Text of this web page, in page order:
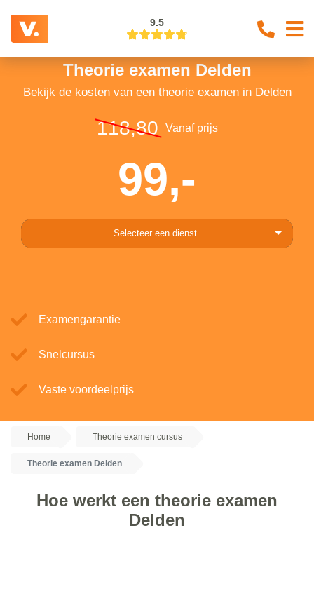
9.5
Theorie examen Delden
Bekijk de kosten van een theorie examen in Delden
118,80 Vanaf prijs
99,-
Selecteer een dienst
Examengarantie
Snelcursus
Vaste voordeelprijs
Home Theorie examen cursus
Theorie examen Delden
Hoe werkt een theorie examen
Delden